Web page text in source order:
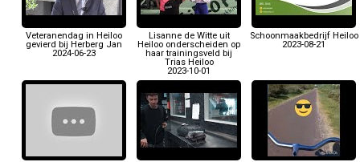
Veteranendag in Heiloo
gevierd bij Herberg Jan
2024-06-23
Lisanne de Witte uit
Heiloo onderscheiden op
haar trainingsveld bij
Trias Heiloo
2023-10-01
Schoonmaakbedrijf Heiloo
2023-08-21